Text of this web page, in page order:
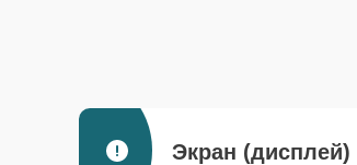
Экран (дисплей)